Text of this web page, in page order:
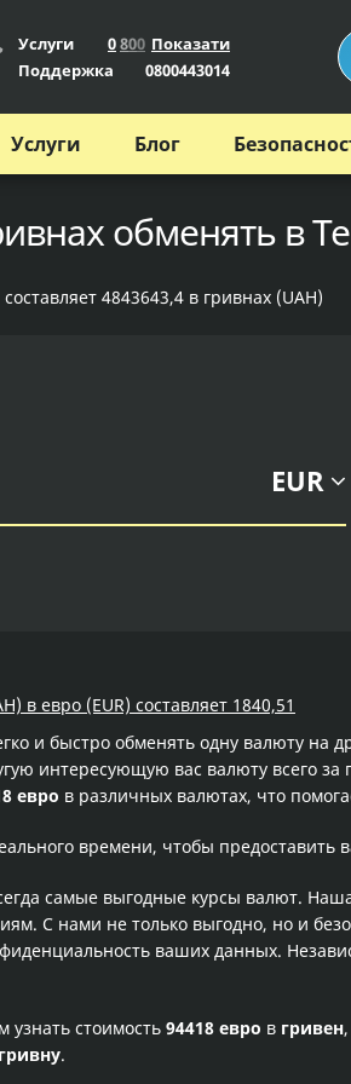
Услуги 0800 Показати
Поддержка
0800443014
Услуги Блог
обменять в
4843643,4 в гривнах (UAH)
EUR
в евро (EUR) составляет 1840,51
и быстро обменять одну валюту на
интересующую вас валюту всего за
евро в различных валютах, что
времени, чтобы
самые выгодные курсы валют.
С нами не только выгодно, но и
ваших данных.
стоимость 94418 евро в гривен
гривну.